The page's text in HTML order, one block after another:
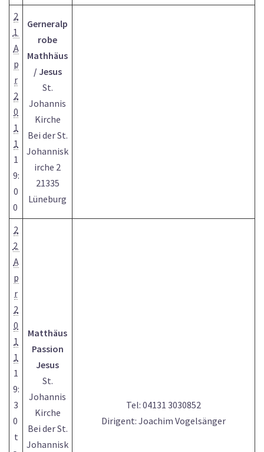
2
1
A
p
r
2
0
1
1
1
9:
0
0
Gerneralp
robe
Mathhäus
/ Jesus
St.
Johannis
Kirche
Bei der St.
Johannisk
irche 2
21335
Lüneburg
2
2
A
p
r
2
0
1
1
1
9:
3
0
t
Matthäus
Passion
Jesus
St.
Johannis
Kirche
Bei der St.
Johannisk
Tel: 04131 3030852
Dirigent: Joachim Vogelsänger